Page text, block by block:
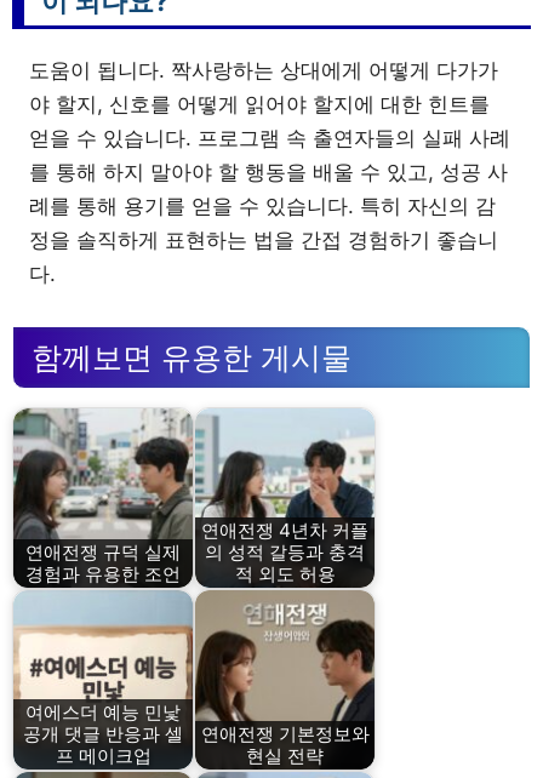
도움이 됩니다. 짝사랑하는 상대에게 어떻게 다가가
야 할지, 신호를 어떻게 읽어야 할지에 대한 힌트를
얻을 수 있습니다. 프로그램 속 출연자들의 실패 사례
를 통해 하지 말아야 할 행동을 배울 수 있고, 성공 사
례를 통해 용기를 얻을 수 있습니다. 특히 자신의 감
정을 솔직하게 표현하는 법을 간접 경험하기 좋습니
다.
함께보면 유용한 게시물
연애전쟁 규덕 실제
경험과 유용한 조언
연애전쟁 4년차 커플
의 성적 갈등과 충격
적 외도 허용
여에스더 예능 민낯
공개 댓글 반응과 셀
프 메이크업
연애전쟁 기본정보와
현실 전략